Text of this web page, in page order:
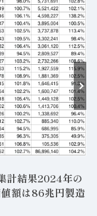
果2024年の
は86兆円製造
2026
6/
に